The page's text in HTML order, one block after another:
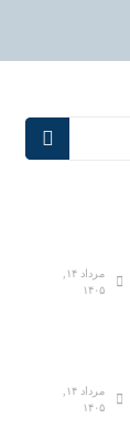
۱۴۰۵
۱۴۰۵